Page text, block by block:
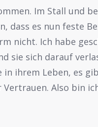
Im Stall und
dass es nun feste
nicht. Ich habe
sie sich darauf
ihrem Leben, es
Also bin